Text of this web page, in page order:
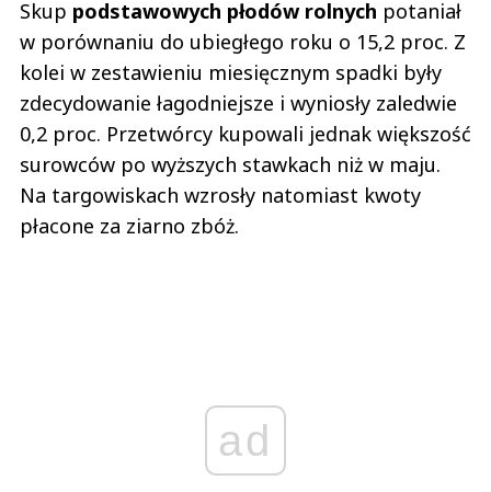
Skup podstawowych płodów rolnych potaniał
w porównaniu do ubiegłego roku o 15,2 proc. Z
kolei w zestawieniu miesięcznym spadki były
zdecydowanie łagodniejsze i wyniosły zaledwie
0,2 proc. Przetwórcy kupowali jednak większość
surowców po wyższych stawkach niż w maju.
Na targowiskach wzrosły natomiast kwoty
płacone za ziarno zbóż.
ad